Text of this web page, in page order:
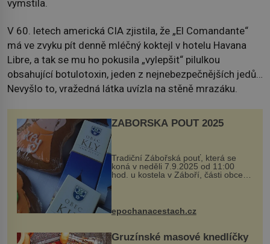
vymstila.
V 60. letech americká CIA zjistila, že „El Comandante“
má ve zvyku pít denně mléčný koktejl v hotelu Havana
Libre, a tak se mu ho pokusila „vylepšit“ pilulkou
obsahující botulotoxin, jeden z nejnebezpečnějších jedů…
Nevyšlo to, vražedná látka uvízla na stěně mrazáku.
ZÁBOŘSKÁ POUŤ 2025
Tradiční Zábořská pouť, která se
koná v neděli 7.9.2025 od 11:00
hod. u kostela v Záboří, části obce
Kly u Mělníka. V programu naleznete
komentovanou prohlídku kostela,
epochanacestach.cz
Gruzínské masové knedlíčky